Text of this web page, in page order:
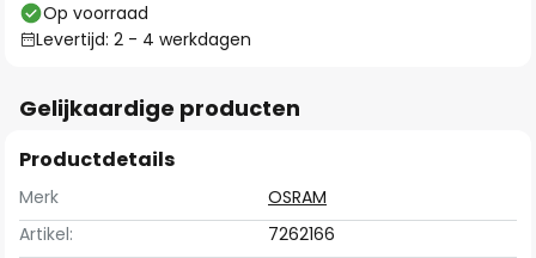
Op voorraad
Levertijd: 2 - 4 werkdagen
Gelijkaardige producten
Productdetails
Merk
OSRAM
Artikel:
7262166